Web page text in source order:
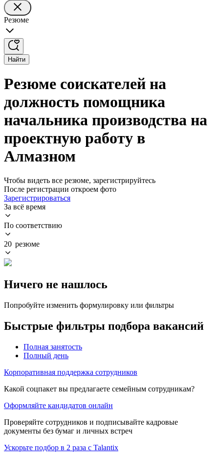
Резюме
Найти
Резюме соискателей на
должность помощника
начальника производства на
проектную работу в
Алмазном
Чтобы видеть все резюме, зарегистрируйтесь
После регистрации откроем фото
Зарегистрироваться
За всё время
По соответствию
20 резюме
Ничего не нашлось
Попробуйте изменить формулировку или фильтры
Быстрые фильтры подбора вакансий
Полная занятость
Полный день
Корпоративная поддержка сотрудников
Какой соцпакет вы предлагаете семейным сотрудникам?
Оформляйте кандидатов онлайн
Проверяйте сотрудников и подписывайте кадровые
документы без бумаг и личных встреч
Ускорьте подбор в 2 раза с Talantix